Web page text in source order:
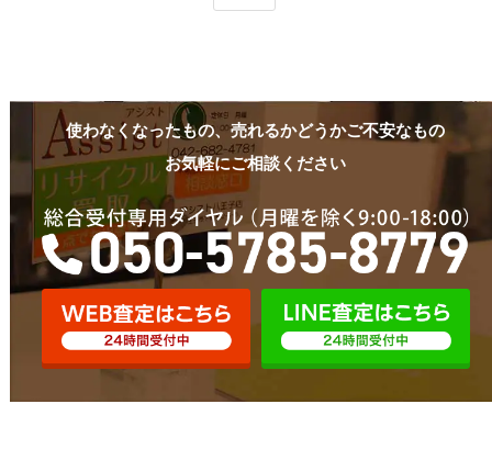
使わなくなったもの、売れるかどうかご不安なもの
お気軽にご相談ください